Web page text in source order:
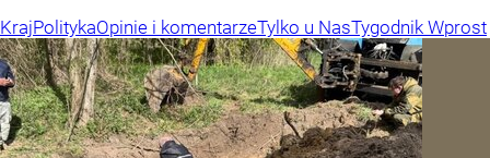
KrajPolitykaOpinie i komentarzeTylko u NasTygodnik Wprost